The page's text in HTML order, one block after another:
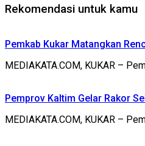
Rekomendasi untuk kamu
Pemkab Kukar Matangkan
MEDIAKATA.COM, KUKAR –
Pemprov Kaltim Gelar Rakor
MEDIAKATA.COM, KUKAR –